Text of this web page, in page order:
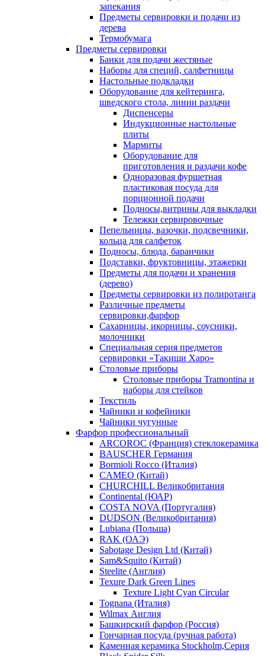
запекания
Предметы сервировки и подачи из
дерева
Термобумага
Предметы сервировки
Банки для подачи жестяные
Наборы для специй, салфетницы
Настольные подкладки
Оборудование для кейтеринга,
шведского стола, линии раздачи
Диспенсеры
Индукционные настольные
плиты
Мармиты
Оборудование для
приготовления и раздачи кофе
Одноразовая фуршетная
пластиковая посуда для
порционной подачи
Подносы,витрины для выкладки
Тележки сервировочные
Пепельницы, вазочки, подсвечники,
кольца для салфеток
Подносы, блюда, баранчики
Подставки, фруктовницы, этажерки
Предметы для подачи и хранения
(дерево)
Предметы сервировки из полиротанга
Различные предметы
сервировки,фарфор
Сахарницы, икорницы, соусники,
молочники
Специальная серия предметов
сервировки «Такиши Харо»
Столовые приборы
Столовые приборы Trаmоntina и
наборы для стейков
Текстиль
Чайники и кофейники
Чайники чугунные
Фарфор профессиональный
ARCOROC (Франция) стеклокерамика
BAUSCHER Германия
Bormioli Rocco (Италия)
CAMEO (Китай)
CHURCHILL Великобритания
Continental (ЮАР)
COSTA NOVA (Португалия)
DUDSON (Великобритания)
Lubiana (Польша)
RAK (ОАЭ)
Sabotage Design Ltd (Китай)
Sam&Squito (Китай)
Steelite (Англия)
Texure Dark Green Lines
Texture Light Cyan Circular
Tognana (Италия)
Wilmax Англия
Башкирский фарфор (Россия)
Гончарная посуда (ручная работа)
Каменная керамика Stockholm,Серия